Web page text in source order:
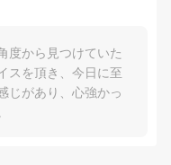
度から見つけていた
スを頂き、今日に至
じがあり、心強かっ